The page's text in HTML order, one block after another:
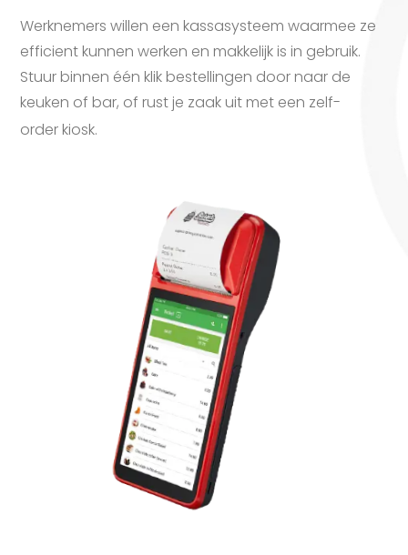
Werknemers willen een kassasysteem waarmee ze
efficient kunnen werken en makkelijk is in gebruik.
Stuur binnen één klik bestellingen door naar de
keuken of bar, of rust je zaak uit met een zelf-
order kiosk.